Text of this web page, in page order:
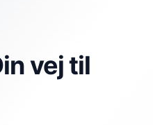
vej til